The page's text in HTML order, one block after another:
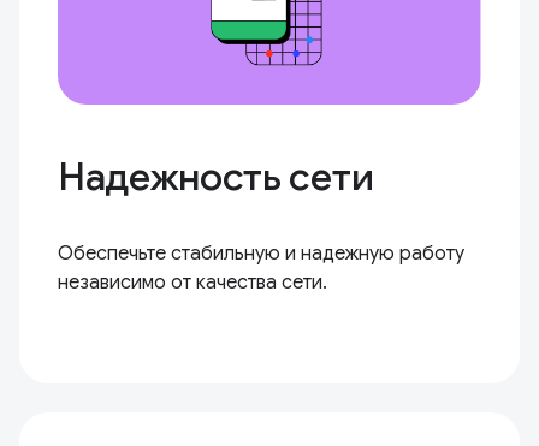
Надежность сети
Обеспечьте стабильную и надежную работу
независимо от качества сети.